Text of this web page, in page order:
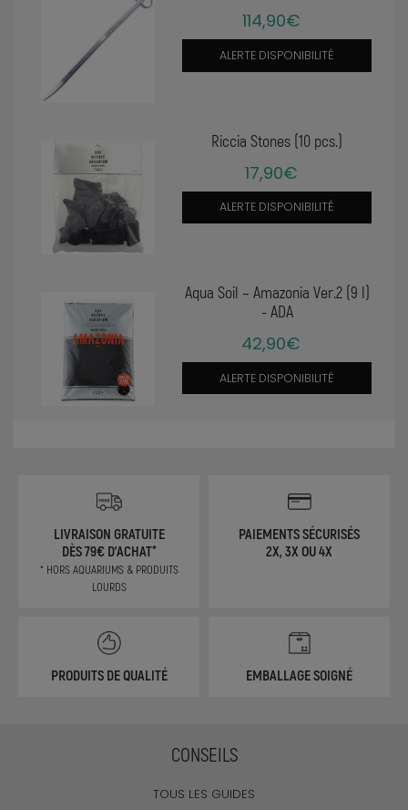
114,90€
ALERTE DISPONIBILITÉ
Riccia Stones (10 pcs.)
17,90€
ALERTE DISPONIBILITÉ
Aqua Soil – Amazonia Ver.2 (9 l)
- ADA
42,90€
ALERTE DISPONIBILITÉ
LIVRAISON GRATUITE
DÈS 79€ D'ACHAT*
* HORS AQUARIUMS & PRODUITS
LOURDS
PAIEMENTS SÉCURISÉS
2X, 3X OU 4X
PRODUITS DE QUALITÉ EMBALLAGE SOIGNÉ
CONSEILS
TOUS LES GUIDES